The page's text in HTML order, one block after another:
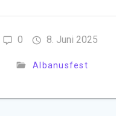
0 8. Juni 2025
Albanusfest